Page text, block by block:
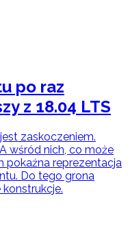
po raz
z 18.04 LTS
zaskoczeniem.
wśród nich, co może
pokaźna reprezentacja
Do tego grona
konstrukcje.